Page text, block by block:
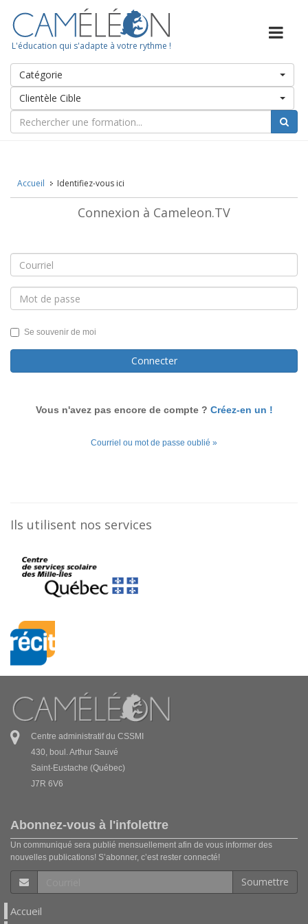
L'éducation qui s'adapte à votre rythme !
Catégorie
Clientèle Cible
Accueil Identifiez-vous ici
Connexion à Cameleon.TV
Se souvenir de moi
Connecter
Vous n'avez pas encore de compte ? Créez-en un !
Courriel ou mot de passe oublié »
Ils utilisent nos services
Centre administratif du CSSMI
430, boul. Arthur Sauvé
Saint-Eustache (Québec)
J7R 6V6
Abonnez-vous à l'infolettre
Un communiqué sera publié mensuellement afin de vous informer des
nouvelles publications! S’abonner, c’est rester connecté!
Soumettre
Accueil